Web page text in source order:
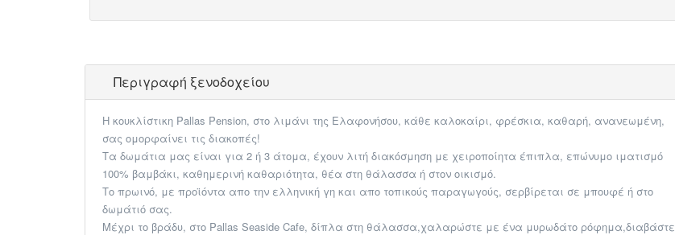
Περιγραφή ξενοδοχείου
Η κουκλίστικη Pallas​ Pension​, ​στο λιμάνι της Ελαφονήσου, κάθε καλοκαίρι, φρέσκια, καθαρή, ανανεωμένη,
σας ομορφαίνει τις διακοπές!
Τα δωμάτια μας είναι για 2 ή 3 άτομα, έχουν λιτή διακόσμηση​​ με χειροποίητα έπιπλα, επώνυμο ιματισμό
100% βαμβάκι, καθημερινή καθαριότητα, θέα στη θάλασσα ή στον οικισμό.
Το πρωινό, με προϊόντα απο την ελληνική γη και απο τοπικούς παραγωγούς, σερβίρεται σε μπουφέ ή στο
δωμάτιό σας.
​Μέχρι το βράδυ, στο Pallas Seaside Cafe, δίπλα στη θάλασσα,χαλαρώστε με ένα μυρωδάτο ρόφημα,διαβάστε